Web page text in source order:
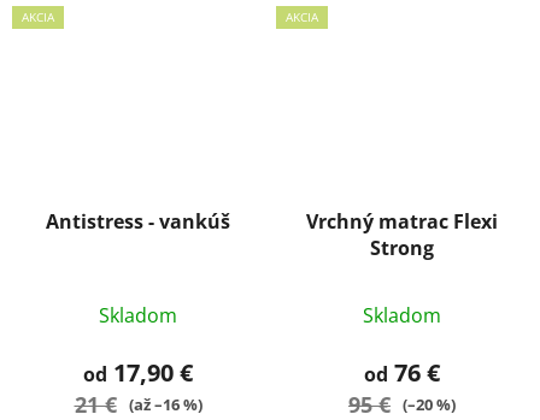
AKCIA
Antistress - vankúš
Skladom
od 17,90 €
21 € (až –16 %)
AKCIA
Vrchný matrac Flexi
Strong
Skladom
od 76 €
95 € (–20 %)